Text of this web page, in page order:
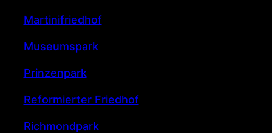
Martinifriedhof
Museumspark
Prinzenpark
Reformierter Friedhof
Richmondpark